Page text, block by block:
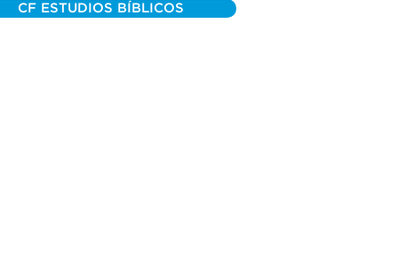
CF ESTUDIOS BÍBLICOS